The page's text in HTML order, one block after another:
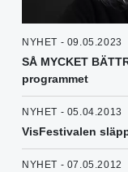
NYHET - 09.05.2023
SÅ MYCKET
programmet
NYHET - 05.04.2013
VisFestivalen
NYHET - 07.05.2012